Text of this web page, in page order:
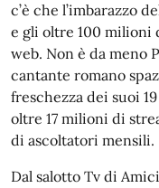
c’è che l’imbarazzo
e gli oltre 100 milioni
web. Non è da meno
cantante romano
freschezza dei suoi
oltre 17 milioni di
di ascoltatori mensili.
Dal salotto Tv di